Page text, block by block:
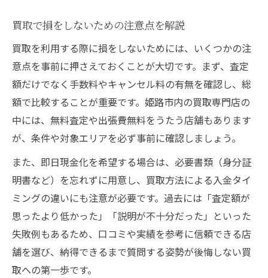
買取で損をしないための注意点を解説
買取を利用する際に損をしないためには、いくつかの注
意点を事前に押さえておくことが大切です。まず、査定
額だけでなく手数料やキャンセル料の有無を確認し、総
額で比較することが重要です。姫路市内の買取専門店の
中には、無料査定や出張費無料をうたう店舗もあります
が、条件や対象エリアを必ず事前に確認しましょう。
また、即日現金化を希望する場合は、必要書類（身分証
明書など）を忘れずに用意し、買取方法による入金タイ
ミングの違いにも注意が必要です。過去には「査定額が
思ったより低かった」「説明が不十分だった」といった
失敗例もあるため、口コミや実績を参考に信頼できる店
舗を選び、納得できるまで質問する姿勢が後悔しない買
取への第一歩です。